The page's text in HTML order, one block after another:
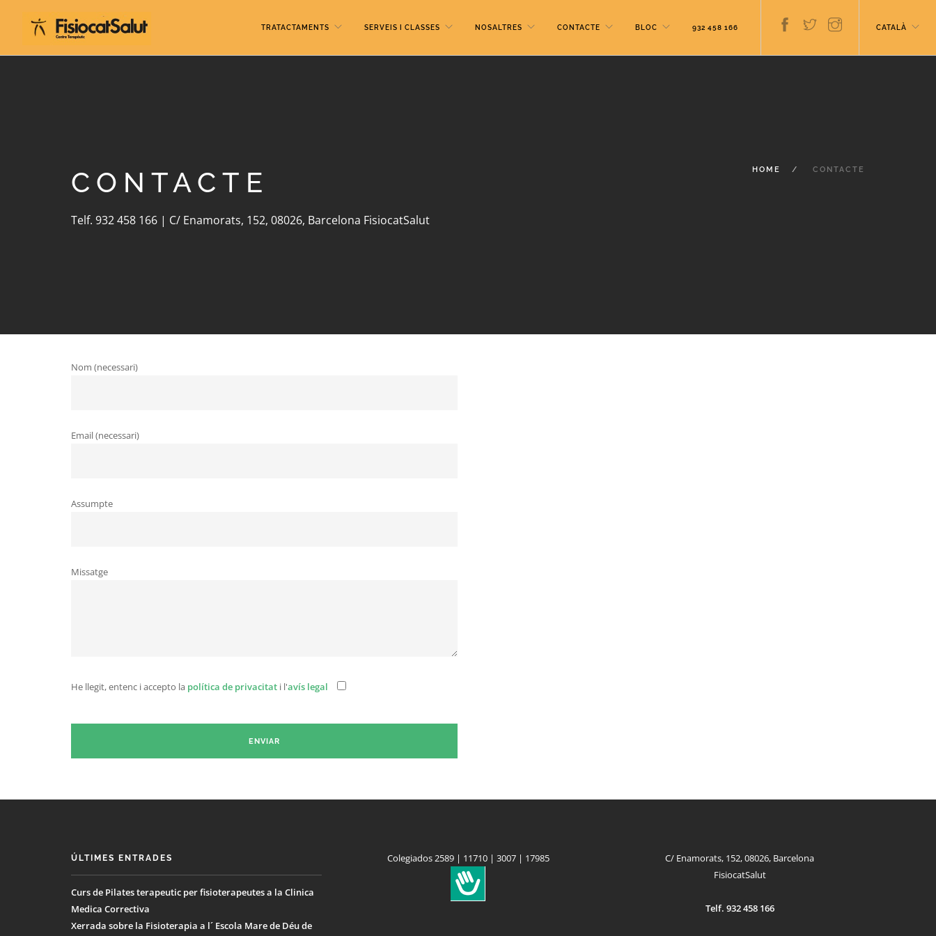
TRATACTAMENTS SERVEIS I CLASSES NOSALTRES CONTACTE BLOC 932 458 166 CATALÀ
CONTACTE
Telf. 932 458 166 | C/ Enamorats, 152, 08026, Barcelona FisiocatSalut
HOME CONTACTE
Nom (necessari)
Email (necessari)
Assumpte
Missatge
He llegit, entenc i accepto la política de privacitat i l'avís legal
ÚLTIMES ENTRADES
Curs de Pilates terapeutic per fisioterapeutes a la Clinica
Medica Correctiva
Xerrada sobre la Fisioterapia a l´ Escola Mare de Déu de
Colegiados 2589 | 11710 | 3007 | 17985
C/ Enamorats, 152, 08026, Barcelona
FisiocatSalut
Telf. 932 458 166